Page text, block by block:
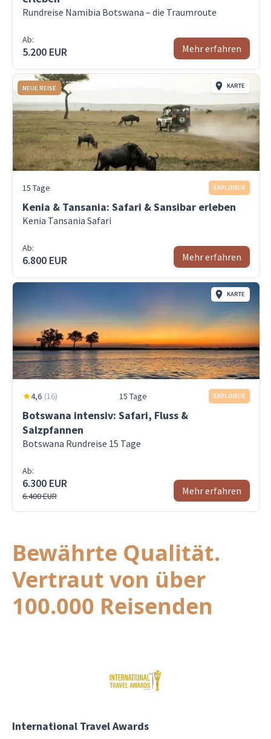
Rundreise Namibia Botswana – die Traumroute
Ab:
5.200 EUR Mehr erfahren
NEUE REISE KARTE
15 Tage EXPLORER
Kenia & Tansania: Safari & Sansibar erleben
Kenia Tansania Safari
Ab:
6.800 EUR Mehr erfahren
KARTE
4,6 (16) 15 Tage EXPLORER
Botswana intensiv: Safari, Fluss &
Salzpfannen
Botswana Rundreise 15 Tage
Ab:
6.300 EUR
6.400 EUR Mehr erfahren
Bewährte Qualität.
Vertraut von über
100.000 Reisenden
International Travel Awards